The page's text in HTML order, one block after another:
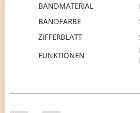
BANDMATERIAL
BANDFARBE
ZIFFERBLATT
FUNKTIONEN